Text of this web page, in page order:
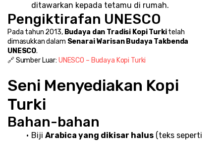
ditawarkan kepada tetamu di rumah.
Pengiktirafan UNESCO
Pada tahun 2013, Budaya dan Tradisi Kopi Turki telah
dimasukkan dalam Senarai Warisan Budaya Takbenda
UNESCO.
🔗 Sumber Luar: UNESCO – Budaya Kopi Turki
Seni Menyediakan Kopi
Turki
Bahan-bahan
Biji Arabica yang dikisar halus (teks seperti